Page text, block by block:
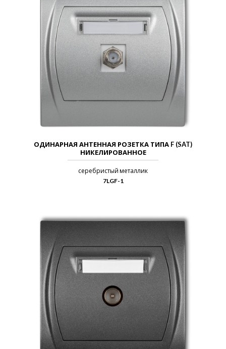
ОДИНАРНАЯ АНТЕННАЯ РОЗЕТКА ТИПА F (SAT)
НИКЕЛИРОВАННОЕ
серебристый металлик
7LGF-1